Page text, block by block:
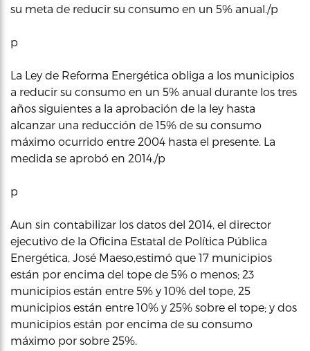
su meta de reducir su consumo en un 5% anual./p
p
La Ley de Reforma Energética obliga a los municipios
a reducir su consumo en un 5% anual durante los tres
años siguientes a la aprobación de la ley hasta
alcanzar una reducción de 15% de su consumo
máximo ocurrido entre 2004 hasta el presente. La
medida se aprobó en 2014./p
p
Aun sin contabilizar los datos del 2014, el director
ejecutivo de la Oficina Estatal de Política Pública
Energética, José Maeso,estimó que 17 municipios
están por encima del tope de 5% o menos; 23
municipios están entre 5% y 10% del tope, 25
municipios están entre 10% y 25% sobre el tope; y dos
municipios están por encima de su consumo
máximo por sobre 25%.